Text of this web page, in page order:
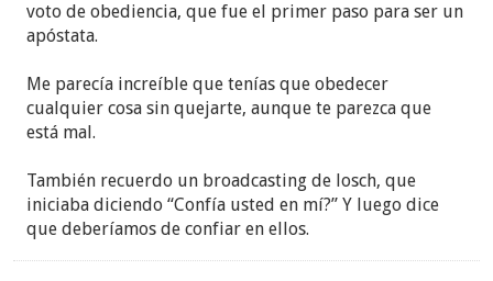
voto de obediencia, que fue el primer paso para ser un
apóstata.
Me parecía increíble que tenías que obedecer
cualquier cosa sin quejarte, aunque te parezca que
está mal.
También recuerdo un broadcasting de losch, que
iniciaba diciendo “Confía usted en mí?” Y luego dice
que deberíamos de confiar en ellos.